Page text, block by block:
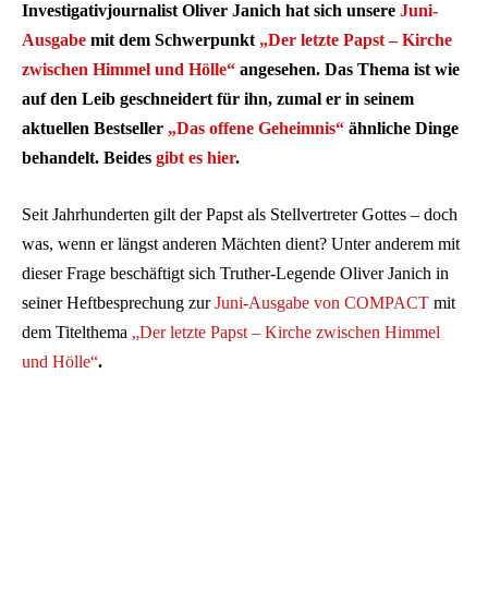
Investigativjournalist Oliver Janich hat sich unsere Juni-
Ausgabe mit dem Schwerpunkt „Der letzte Papst – Kirche
zwischen Himmel und Hölle“ angesehen. Das Thema ist wie
auf den Leib geschneidert für ihn, zumal er in seinem
aktuellen Bestseller „Das offene Geheimnis“ ähnliche Dinge
behandelt. Beides gibt es hier.
Seit Jahrhunderten gilt der Papst als Stellvertreter Gottes – doch
was, wenn er längst anderen Mächten dient? Unter anderem mit
dieser Frage beschäftigt sich Truther-Legende Oliver Janich in
seiner Heftbesprechung zurJuni-Ausgabe von COMPACT mit
dem Titelthema „Der letzte Papst – Kirche zwischen Himmel
und Hölle“.